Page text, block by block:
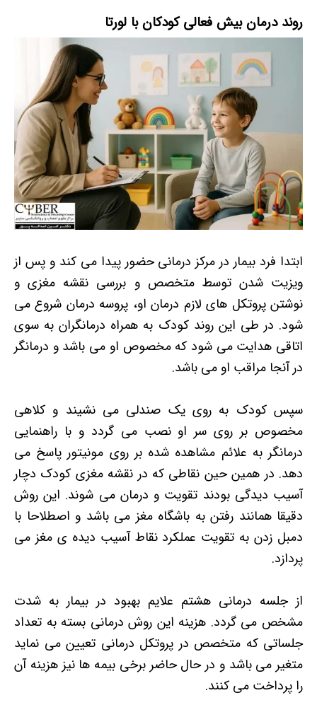
روند درمان بیش فعالی کودکان با لورتا
ابتدا فرد بیمار در مرکز درمانی حضور پیدا می کند و پس از
ویزیت شدن توسط متخصص و بررسی نقشه مغزی و
نوشتن پروتکل های لازم درمان او، پروسه درمان شروع می
شود. در طی این روند کودک به همراه درمانگران به سوی
اتاقی هدایت می شود که مخصوص او می باشد و درمانگر
در آنجا مراقب او می باشد.
سپس کودک به روی یک صندلی می نشیند و کلاهی
مخصوص بر روی سر او نصب می گردد و با راهنمایی
درمانگر به علائم مشاهده شده بر روی مونیتور پاسخ می
دهد. در همین حین نقاطی که در نقشه مغزی کودک دچار
آسیب دیدگی بودند تقویت و درمان می شوند. این روش
دقیقا همانند رفتن به باشگاه مغز می باشد و اصطلاحا با
دمبل زدن به تقویت عملکرد نقاط آسیب دیده ی مغز می
پردازد.
از جلسه درمانی هشتم علایم بهبود در بیمار به شدت
مشخص می گردد. هزینه این روش درمانی بسته به تعداد
جلساتی که متخصص در پروتکل درمانی تعیین می نماید
متغیر می باشد و در حال حاضر برخی بیمه ها نیز هزینه آن
را پرداخت می کنند.